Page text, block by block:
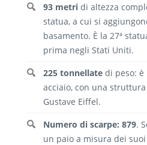
93 metri di altezza
statua, a cui si
basamento. È la 27ª
prima negli Stati Uniti.
225 tonnellate di peso: è
acciaio, con una
Gustave Eiffel.
Numero di scarpe: 879.
un paio a misura dei